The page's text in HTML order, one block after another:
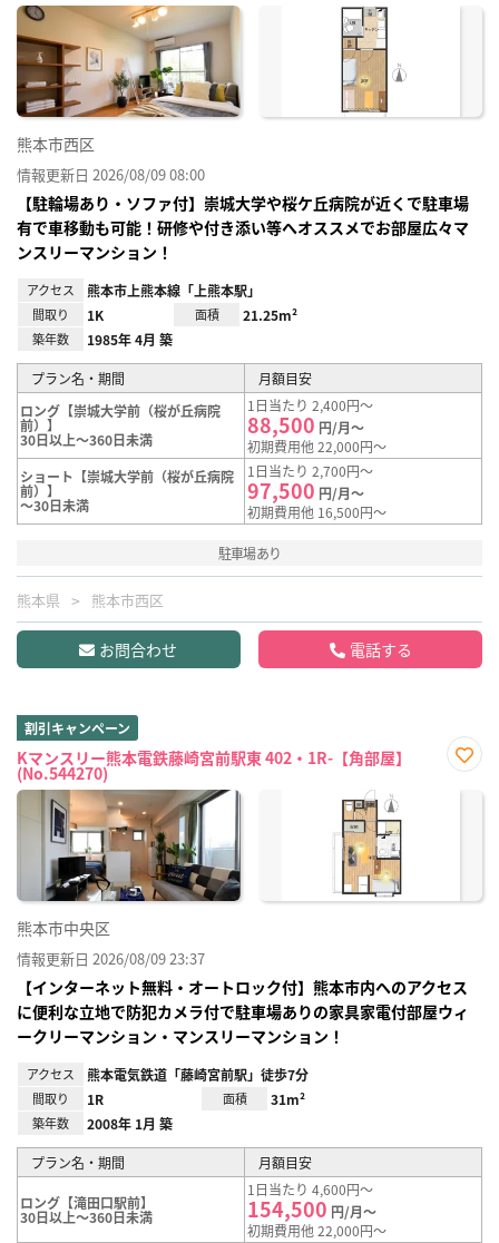
に入
熊本市西区
情報更新日 2026/08/09 08:00
【駐輪場あり・ソファ付】崇城大学や桜ケ丘病院が近くで駐車場
有で車移動も可能！研修や付き添い等へオススメでお部屋広々マ
ンスリーマンション！
アクセス 熊本市上熊本線「上熊本駅」
間取り 1K 面積 21.25m²
築年数 1985年 4月 築
プラン名・期間
月額目安
ロング【崇城大学前（桜が丘病院
前）】
30日以上～360日未満
1日当たり 2,400円～
88,500 円/月～
初期費用他 22,000円～
ショート【崇城大学前（桜が丘病院
前）】
～30日未満
1日当たり 2,700円～
97,500 円/月～
初期費用他 16,500円～
駐車場あり
熊本県 熊本市西区
お問合わせ 電話する
割引キャンペーン
Kマンスリー熊本電鉄藤崎宮前駅東 402・1R-【角部屋】
(No.544270)
に入
熊本市中央区
情報更新日 2026/08/09 23:37
【インターネット無料・オートロック付】熊本市内へのアクセス
に便利な立地で防犯カメラ付で駐車場ありの家具家電付部屋ウィ
ークリーマンション・マンスリーマンション！
アクセス 熊本電気鉄道「藤崎宮前駅」徒歩7分
間取り 1R 面積 31m²
築年数 2008年 1月 築
プラン名・期間 月額目安
ロング【滝田口駅前】
30日以上～360日未満
1日当たり 4,600円～
154,500 円/月～
初期費用他 22,000円～